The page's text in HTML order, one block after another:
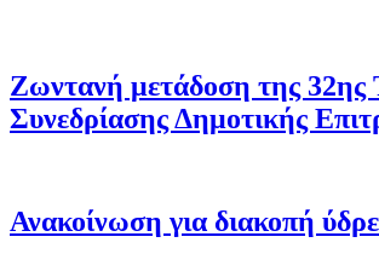
Ζωντανή μετάδοση της 32ης
Συνεδρίασης Δημοτικής
Ανακοίνωση για διακοπή